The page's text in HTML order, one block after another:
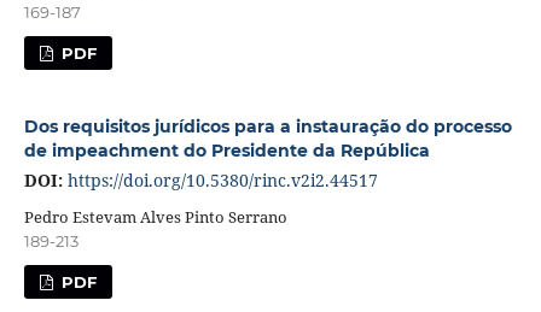
169-187
PDF
Dos requisitos jurídicos para a instauração do processo
de impeachment do Presidente da República
DOI: https://doi.org/10.5380/rinc.v2i2.44517
Pedro Estevam Alves Pinto Serrano
189-213
PDF